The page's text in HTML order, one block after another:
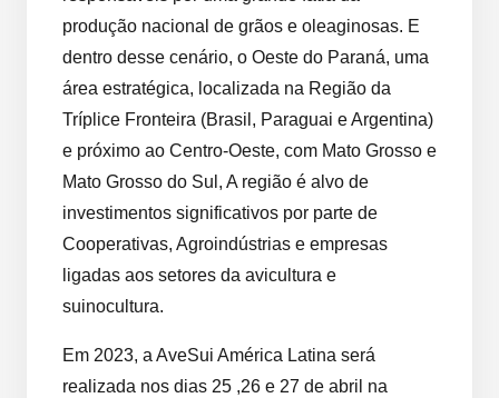
produção nacional de grãos e oleaginosas. E
dentro desse cenário, o Oeste do Paraná, uma
área estratégica, localizada na Região da
Tríplice Fronteira (Brasil, Paraguai e Argentina)
e próximo ao Centro-Oeste, com Mato Grosso e
Mato Grosso do Sul, A região é alvo de
investimentos significativos por parte de
Cooperativas, Agroindústrias e empresas
ligadas aos setores da avicultura e
suinocultura.
Em 2023, a AveSui América Latina será
realizada nos dias 25 ,26 e 27 de abril na